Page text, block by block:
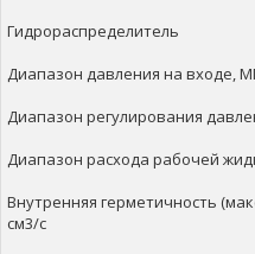
Гидрораспределитель
Диапазон давления на входе,
Диапазон регулирования
Диапазон расхода рабочей
Внутренняя герметичность
см3/с